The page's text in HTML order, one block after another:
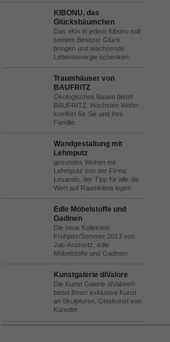
KIBONU, das
Glücksbäumchen
Das »Ki« in jedem Kibonu soll
seinem Besitzer Glück
bringen und wachsende
Lebensenergie schenken.
Traumhäuser von
BAUFRITZ
Ökologisches Bauen bietet
BAUFRITZ. Höchsten Wohn-
komfort für Sie und Ihre
Familie.
Wandgestaltung mit
Lehmputz
gesundes Wohen mit
Lehmputz von der Firma
Lesando, der Tipp für alle die
Wert auf Raumklima legen
Edle Möbelstoffe und
Gadinen
Die neue Kollektion
Frühjahr/Sommer 2013 von
Jab-Anstoetz, edle
Möbelstoffe und Gadinen
Kunstgalerie diValore
Die Kunst Galerie diValore®
bietet Ihnen exklusive Kunst
an Skulpturen, Glaskunst von
Künstler